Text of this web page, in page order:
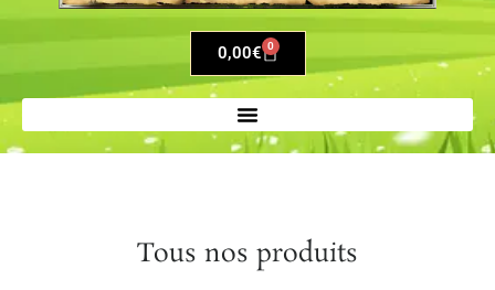
0,00€ 0
Tous nos produits